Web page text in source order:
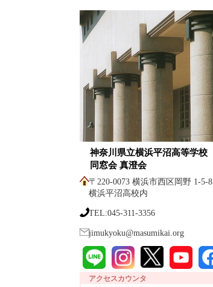
神奈川県立横浜平沼高等学校
同窓会 真澄会
〒220-0073 横浜市西区岡野 1-5-8
横浜平沼高校内
TEL:045-311-3356
jimukyoku@masumikai.org
アクセスカウンタ